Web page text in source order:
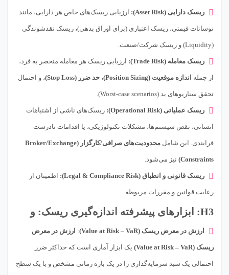
ریسک دارایی (Asset Risk): ارزیابی ریسک‌های خاص هر دارایی، مانند
نوسانات قیمتی، ریسک اعتباری (برای اوراق بدهی)، ریسک نقدشوندگی
(Liquidity) و ریسک شرکت/صنعت.
ریسک معامله (Trade Risk): ارزیابی ریسک هر معامله منحصر به فرد،
از جمله اندازه موقعیت (Position Sizing) ، حد ضرر (Stop Loss) ، و احتمال
تحقق سناریوهای بد (Worst-case scenarios).
ریسک عملیاتی (Operational Risk): ریسک‌های ناشی از اشتباهات
انسانی، نقص سیستم‌ها، مشکلات تکنولوژیکی، یا اقدامات نادرست
فرایندی. این شامل محدودیت‌های صرافی/کارگزار (Broker/Exchange
Constraints) نیز می‌شود.
ریسک قانونی و انطباق (Legal & Compliance Risk): اطمینان از
رعایت قوانین و مقررات مربوطه.
H3: ابزارهای پیشرفته اندازه‌گیری ریسک: و
ارزش در معرض ریسک (Value at Risk – VaR) : ارزش در معرض
ریسک (Value at Risk – VaR) یک ابزار آماری است که حداکثر ضرر
احتمالی یک سبد سرمایه‌گذاری را در یک بازه زمانی مشخص و با یک سطح